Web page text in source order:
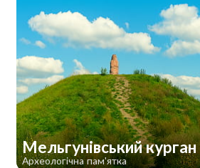
Мельгунівський курган
Археологічна пам'ятка